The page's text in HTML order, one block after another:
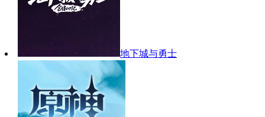
地下城与勇士